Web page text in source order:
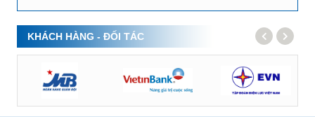
KHÁCH HÀNG - ĐỐI TÁC